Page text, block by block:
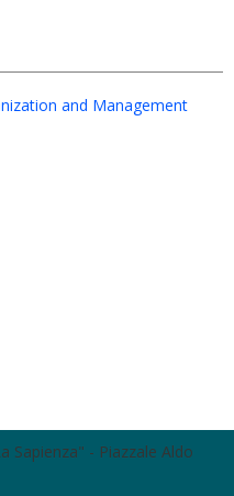
and Management
Sapienza" - Piazzale Aldo